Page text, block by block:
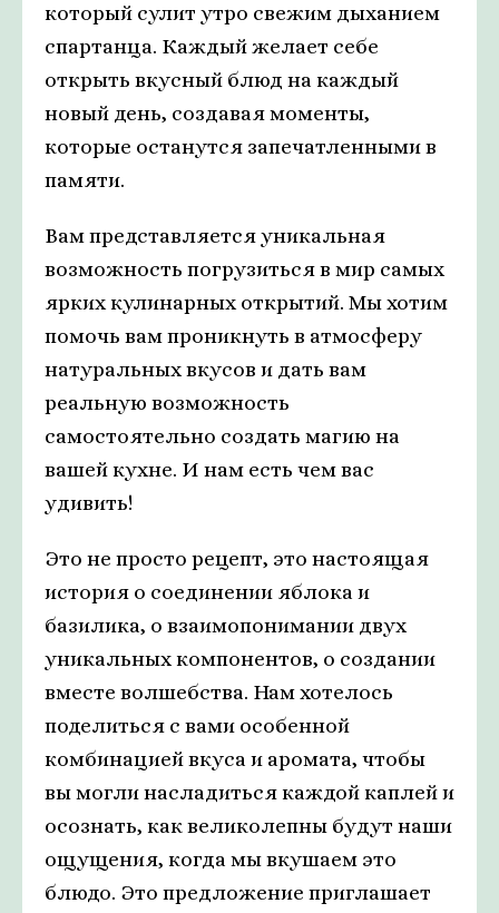
который сулит утро свежим дыханием
спартанца. Каждый желает себе
открыть вкусный блюд на каждый
новый день, создавая моменты,
которые останутся запечатленными в
памяти.
Вам представляется уникальная
возможность погрузиться в мир самых
ярких кулинарных открытий. Мы хотим
помочь вам проникнуть в атмосферу
натуральных вкусов и дать вам
реальную возможность
самостоятельно создать магию на
вашей кухне. И нам есть чем вас
удивить!
Это не просто рецепт, это настоящая
история о соединении яблока и
базилика, о взаимопонимании двух
уникальных компонентов, о создании
вместе волшебства. Нам хотелось
поделиться с вами особенной
комбинацией вкуса и аромата, чтобы
вы могли насладиться каждой каплей и
осознать, как великолепны будут наши
ощущения, когда мы вкушаем это
блюдо. Это предложение приглашает